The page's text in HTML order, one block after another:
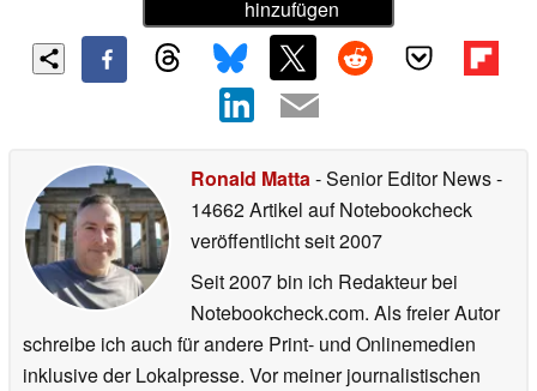
hinzufügen
Ronald Matta- Senior Editor News-
14662 Artikel auf Notebookcheck
veröffentlichtseit 2007
Seit 2007 bin ich Redakteur bei
Notebookcheck.com. Als freier Autor
schreibe ich auch für andere Print- und Onlinemedien
inklusive der Lokalpresse. Vor meiner journalistischen